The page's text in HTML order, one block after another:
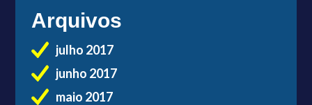
Arquivos
julho 2017
junho 2017
maio 2017